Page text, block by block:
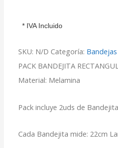
* IVA Incluido
SKU: N/D Categoría:
PACK BANDEJITA
Material: Melamina
Pack incluye 2uds de
Cada Bandejita mide: 22cm